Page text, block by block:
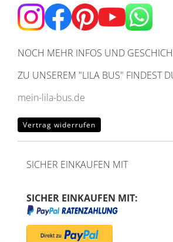
NOCH MEHR INFOS UND
ZU UNSEREM "LILA BUS" FINDEST
mein-lila-bus.de
Vertrag widerrufen
SICHER EINKAUFEN MIT
SICHER EINKAUFEN MIT: